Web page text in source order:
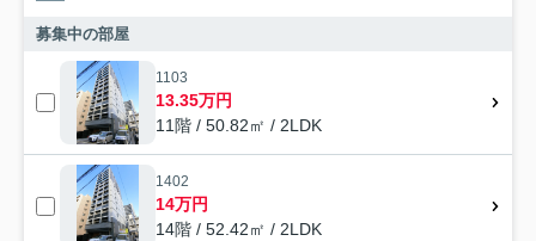
募集中の部屋
1103
13.35万円
11階 / 50.82㎡ / 2LDK
1402
14万円
14階 / 52.42㎡ / 2LDK